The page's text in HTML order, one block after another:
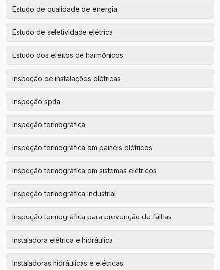
Estudo de qualidade de energia
Estudo de seletividade elétrica
Estudo dos efeitos de harmônicos
Inspeção de instalações elétricas
Inspeção spda
Inspeção termográfica
Inspeção termográfica em painéis elétricos
Inspeção termográfica em sistemas elétricos
Inspeção termográfica industrial
Inspeção termográfica para prevenção de falhas
Instaladora elétrica e hidráulica
Instaladoras hidráulicas e elétricas